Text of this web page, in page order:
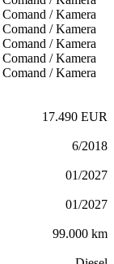
17.490 EUR
6/2018
01/2027
01/2027
99.000 km